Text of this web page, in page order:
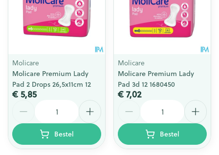
Molicare
Molicare Premium Lady
Pad 2 Drops 26,5x11cm 12
€ 5,85
Bestel
Molicare
Molicare Premium Lady
Pad 3d 12 1680450
€ 7,02
Bestel